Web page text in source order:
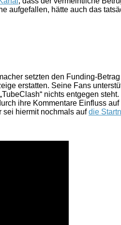
aufgefallen, hätte auch das
setzten den Funding-
erstatten. Seine Fans
nichts entgegen
ihre Kommentare Einfluss
sei hiermit nochmals aufdie